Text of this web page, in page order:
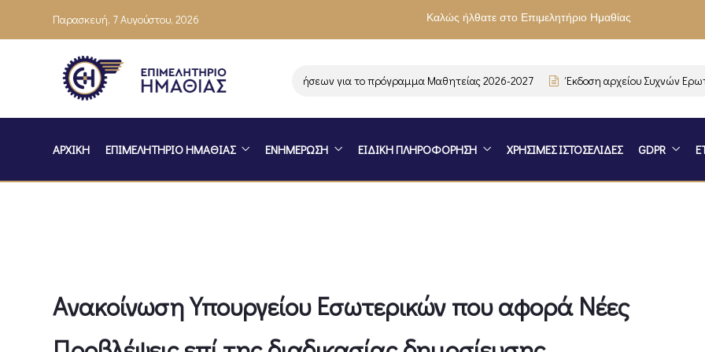
Παρασκευή, 7 Αυγούστου, 2026 Καλώς ήλθατε στο Επιμελητήριο Ημαθίας
Ενημέρωση επιχειρήσεων για το πρόγραμμα Μαθητείας 2026-2027 Έκδοση αρχείου Συχνών
ΑΡΧΙΚΗ ΕΠΙΜΕΛΗΤΗΡΙΟ ΗΜΑΘΙΑΣ ΕΝΗΜΕΡΩΣΗ ΕΙΔΙΚΗ ΠΛΗΡΟΦΟΡΗΣΗ ΧΡΗΣΙΜΕΣ ΙΣΤΟΣΕΛΙΔΕΣ GDPR
Ανακοίνωση Υπουργείου Εσωτερικών που αφορά Νέες